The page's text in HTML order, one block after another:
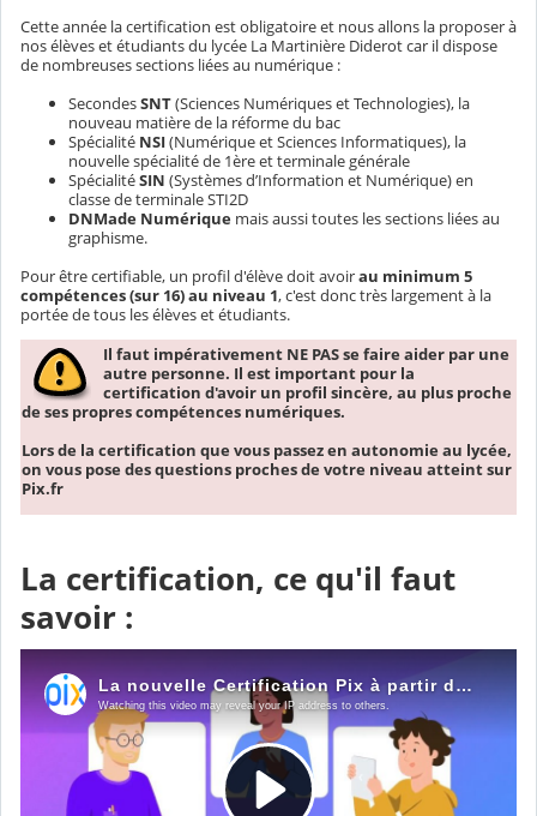
Cette année la certification est obligatoire et nous allons la proposer à
nos élèves et étudiants du lycée La Martinière Diderot car il dispose
de nombreuses sections liées au numérique :
SecondesSNT(Sciences Numériques et Technologies), la
nouveau matière de la réforme du bac
Spécialité NSI(Numérique et Sciences Informatiques), la
nouvelle spécialité de 1ère et terminale générale
SpécialitéSIN (Systèmes d’Information et Numérique) en
classe de terminale STI2D
DNMade Numérique mais aussi toutes les sections liées au
graphisme.
Pour être certifiable, un profil d'élève doit avoirau minimum 5
compétences (sur 16) au niveau 1, c'est donc très largement à la
portée de tous les élèves et étudiants.
Il faut impérativement NE PAS se faire aider par une
autre personne. Il est important pour la
certification d'avoir un profil sincère, au plus proche
de ses propres compétences numériques.
Lors de la certification que vous passez en autonomie au lycée,
on vous pose des questions proches de votre niveau atteint sur
Pix.fr
La certification, ce qu'il faut
savoir :